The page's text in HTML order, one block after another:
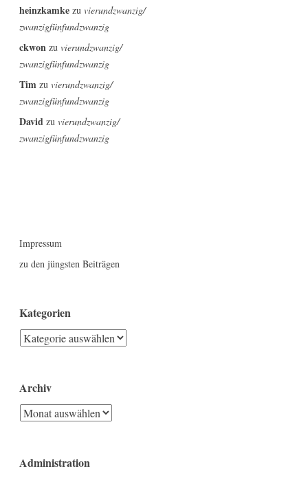
heinzkamke zu vierundzwanzig/
zwanzigfünfundzwanzig
ckwon zu vierundzwanzig/
zwanzigfünfundzwanzig
Tim zu vierundzwanzig/
zwanzigfünfundzwanzig
David zu vierundzwanzig/
zwanzigfünfundzwanzig
Impressum
zu den jüngsten Beiträgen
Kategorien
Kategorien
Archiv
Archiv
Administration